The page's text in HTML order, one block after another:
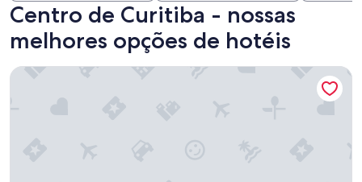
Centro de Curitiba - nossas
melhores opções de hotéis
Intercity Curitiba Batel